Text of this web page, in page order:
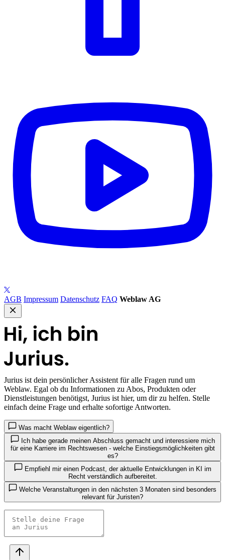
AGB Impressum Datenschutz FAQ Weblaw AG
Jurius ist dein persönlicher Assistent für alle Fragen rund um
Weblaw. Egal ob du Informationen zu Abos, Produkten oder
Dienstleistungen benötigst, Jurius ist hier, um dir zu helfen. Stelle
einfach deine Frage und erhalte sofortige Antworten.
Was macht Weblaw eigentlich?
Ich habe gerade meinen Abschluss gemacht und interessiere mich
für eine Karriere im Rechtswesen - welche Einstiegsmöglichkeiten gibt
es?
Empfiehl mir einen Podcast, der aktuelle Entwicklungen in KI im
Recht verständlich aufbereitet.
relevant für Juristen?